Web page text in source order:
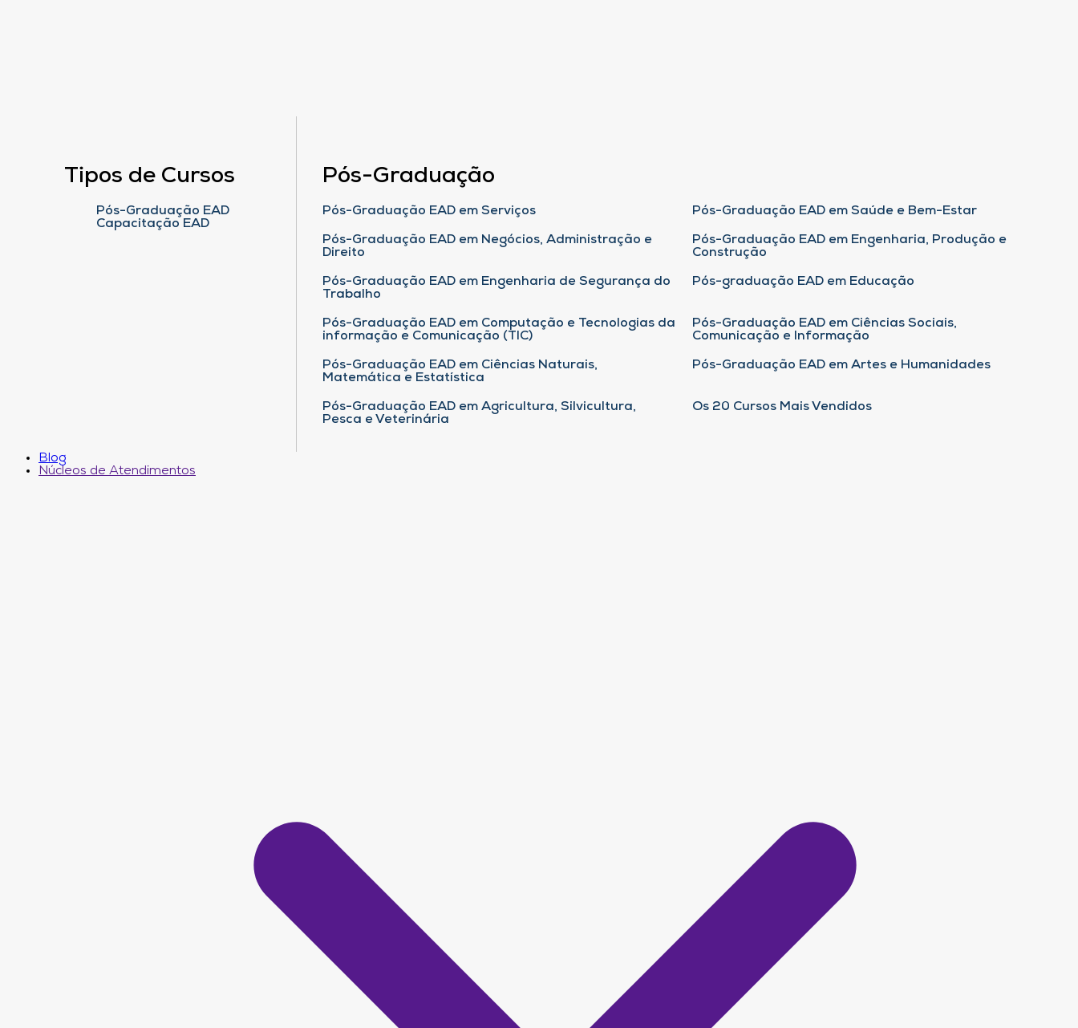
Tipos de Cursos
Pós-Graduação EAD
Capacitação EAD
Pós-Graduação
Pós-Graduação EAD em Serviços Pós-Graduação EAD em Saúde e Bem-Estar
Pós-Graduação EAD em Negócios, Administração e
Direito
Pós-Graduação EAD em Engenharia, Produção e
Construção
Pós-Graduação EAD em Engenharia de Segurança do
Trabalho
Pós-graduação EAD em Educação
Pós-Graduação EAD em Computação e Tecnologias da
informação e Comunicação (TIC)
Pós-Graduação EAD em Ciências Sociais,
Comunicação e Informação
Pós-Graduação EAD em Ciências Naturais,
Matemática e Estatística
Pós-Graduação EAD em Artes e Humanidades
Pós-Graduação EAD em Agricultura, Silvicultura,
Pesca e Veterinária
Os 20 Cursos Mais Vendidos
Blog
Núcleos de Atendimentos